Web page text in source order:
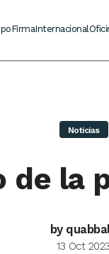
FirmaInternacional
Noticias
de la
by
13 Oct 2023